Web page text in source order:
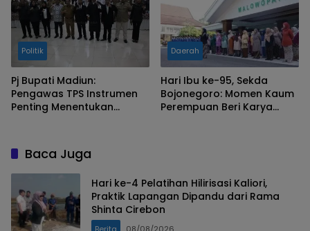
Politik
Pj Bupati Madiun:
Pengawas TPS Instrumen
Penting Menentukan
Daerah
Hari Ibu ke-95, Sekda
Bojonegoro: Momen Kaum
Perempuan Beri Karya
Baca Juga
Hari ke-4 Pelatihan Hilirisasi Kaliori,
Praktik Lapangan Dipandu dari Rama
Shinta Cirebon